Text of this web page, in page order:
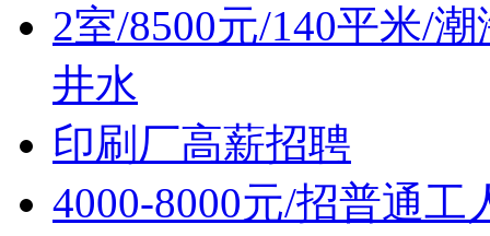
2室/8500元/140平米/
井水
印刷厂高薪招聘
4000-8000元/招普通